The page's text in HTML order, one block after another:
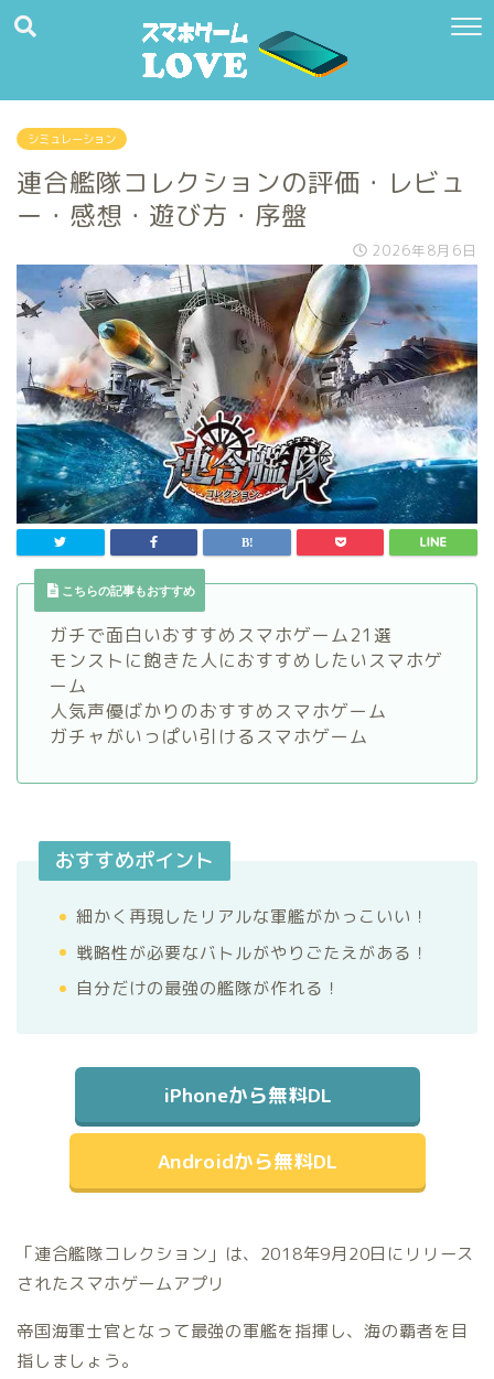
シミュレーション
連合艦隊コレクションの評価・レビュ
ー・感想・遊び方・序盤
2026年8月6日
こちらの記事もおすすめ
ガチで面白いおすすめスマホゲーム21選
モンストに飽きた人におすすめしたいスマホゲ
ーム
人気声優ばかりのおすすめスマホゲーム
ガチャがいっぱい引けるスマホゲーム
おすすめポイント
細かく再現したリアルな軍艦がかっこいい！
戦略性が必要なバトルがやりごたえがある！
自分だけの最強の艦隊が作れる！
iPhoneから無料DL
Androidから無料DL
「連合艦隊コレクション」は、2018年9月20日にリリース
されたスマホゲームアプリ
帝国海軍士官となって最強の軍艦を指揮し、海の覇者を目
指しましょう。